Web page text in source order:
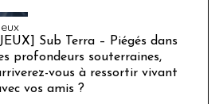
[JEUX] Sub Terra – Piégés dans
profondeurs souterraines,
vous à ressortir vivant
vos amis ?